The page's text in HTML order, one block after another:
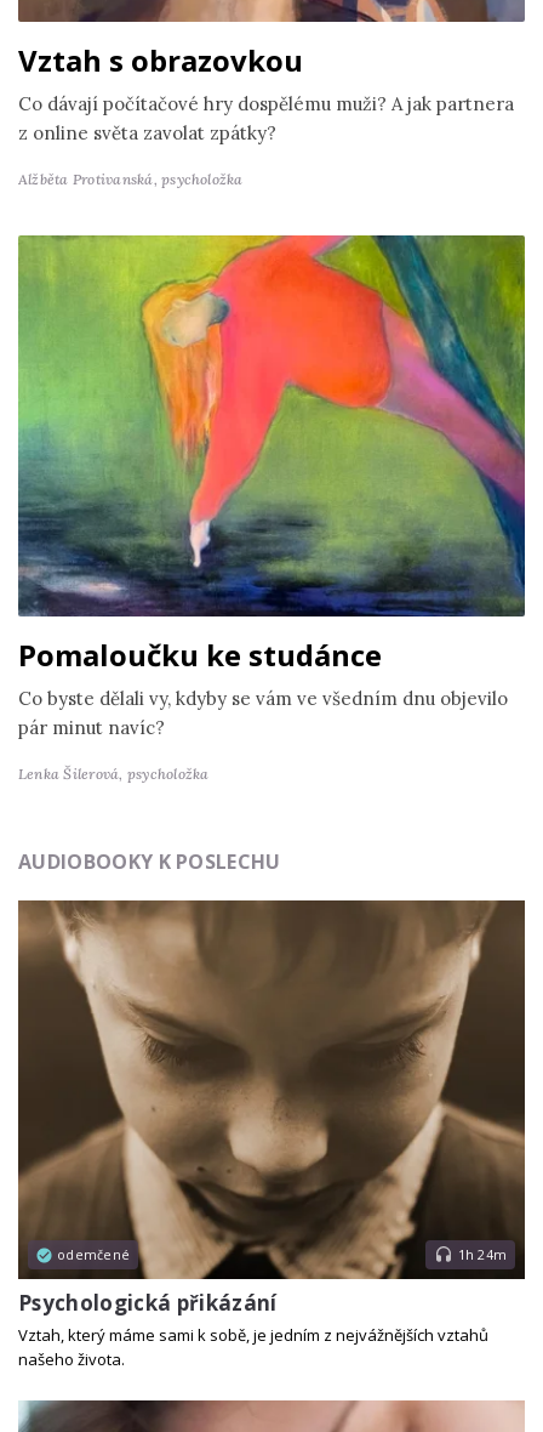
Vztah s obrazovkou
Co dávají počítačové hry dospělému muži? A jak partnera
z online světa zavolat zpátky?
Alžběta Protivanská,psycholožka
Pomaloučku ke studánce
Co byste dělali vy, kdyby se vám ve všedním dnu objevilo
pár minut navíc?
Lenka Šilerová, psycholožka
AUDIOBOOKY K POSLECHU
odemčené 1h 24m
Psychologická přikázání
Vztah, který máme sami k sobě, je jedním z nejvážnějších vztahů
našeho života.